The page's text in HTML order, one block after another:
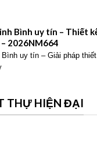
Bình uy tín – Thiết
2026NM664
uy tín – Giải pháp
THỰ HIỆN ĐẠI